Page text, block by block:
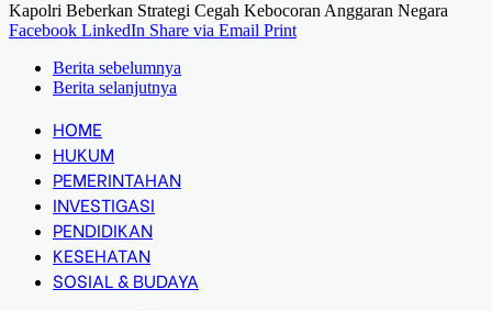
Kapolri Beberkan Strategi Cegah Kebocoran Anggaran Negara
Facebook LinkedIn Share via Email Print
Berita sebelumnya
Berita selanjutnya
HOME
HUKUM
PEMERINTAHAN
INVESTIGASI
PENDIDIKAN
KESEHATAN
SOSIAL & BUDAYA